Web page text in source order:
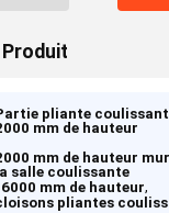
pliante
mm de hauteur
mm de hauteur
la salle coulissante
6000 mm de hauteur,
pliantes